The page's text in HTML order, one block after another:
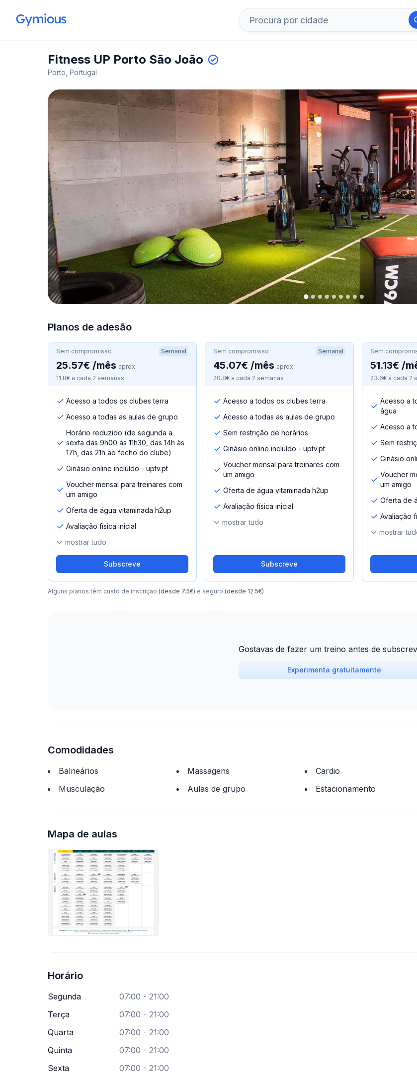
Fitness UP Porto São João
Porto, Portugal
Planos de adesão
Sem compromisso Semanal
25.57€ /mês aprox.
11.8€ a cada 2 semanas
Acesso a todos os clubes terra
Acesso a todas as aulas de grupo
Horário reduzido (de segunda a
sexta das 9h00 às 11h30, das 14h às
17h, das 21h ao fecho do clube)
Ginásio online incluído - uptv.pt
Voucher mensal para treinares com
um amigo
Oferta de água vitaminada h2up
Avaliação física inicial
mostrar tudo
Subscreve
Sem compromisso Semanal
45.07€ /mês aprox.
20.8€ a cada 2 semanas
Acesso a todos os clubes terra
Acesso a todas as aulas de grupo
Sem restrição de horários
Ginásio online incluído - uptv.pt
Voucher mensal para treinares com
um amigo
Oferta de água vitaminada h2up
Avaliação física inicial
mostrar tudo
Subscreve
Sem
51.13€ /
23.6€ a cada 2
Acesso a
água
Acesso a
Sem
Ginásio
Voucher
um amigo
Oferta de
Avaliação
mostrar
Alguns planos têm custo de inscrição (desde 7.5€) e seguro (desde 12.5€)
Gostavas de fazer um treino antes de
Experimenta gratuitamente
Comodidades
Balneários Massagens
Cardio
Musculação
Aulas de grupo Estacionamento
Mapa de aulas
Horário
Segunda
07:00 - 21:00
Terça
07:00 - 21:00
Quarta
07:00 - 21:00
Quinta
07:00 - 21:00
Sexta
07:00 - 21:00